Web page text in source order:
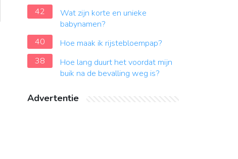
42
Wat zijn korte en unieke
babynamen?
40
Hoe maak ik rijstebloempap?
38
Hoe lang duurt het voordat mijn
buik na de bevalling weg is?
Advertentie